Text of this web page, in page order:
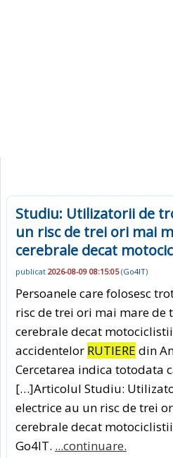
Studiu: Utilizatorii de
un risc de trei ori mai
cerebrale decat
publicat 2026-08-09 08:15:05(Go4IT)
Persoanele care folosesc
risc de trei ori mai mare de
cerebrale decat
accidentelor RUTIERE din
Cercetarea indica totodata
[…]Articolul Studiu:
electrice au un risc de trei
cerebrale decat
Go4IT. ...continuare.